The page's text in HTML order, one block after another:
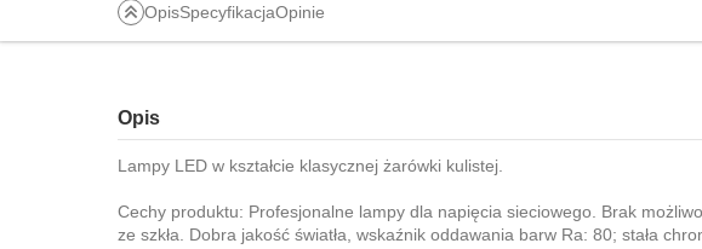
OpisSpecyfikacjaOpinie
Opis
Lampy LED w kształcie klasycznej żarówki kulistej.
Cechy produktu: Profesjonalne lampy dla napięcia sieciowego. Brak
ze szkła. Dobra jakość światła, wskaźnik oddawania barw Ra: 80; stała